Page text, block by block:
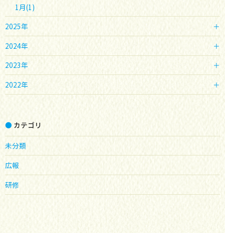
1月(1)
2025年
2024年
2023年
2022年
カテゴリ
未分類
広報
研修